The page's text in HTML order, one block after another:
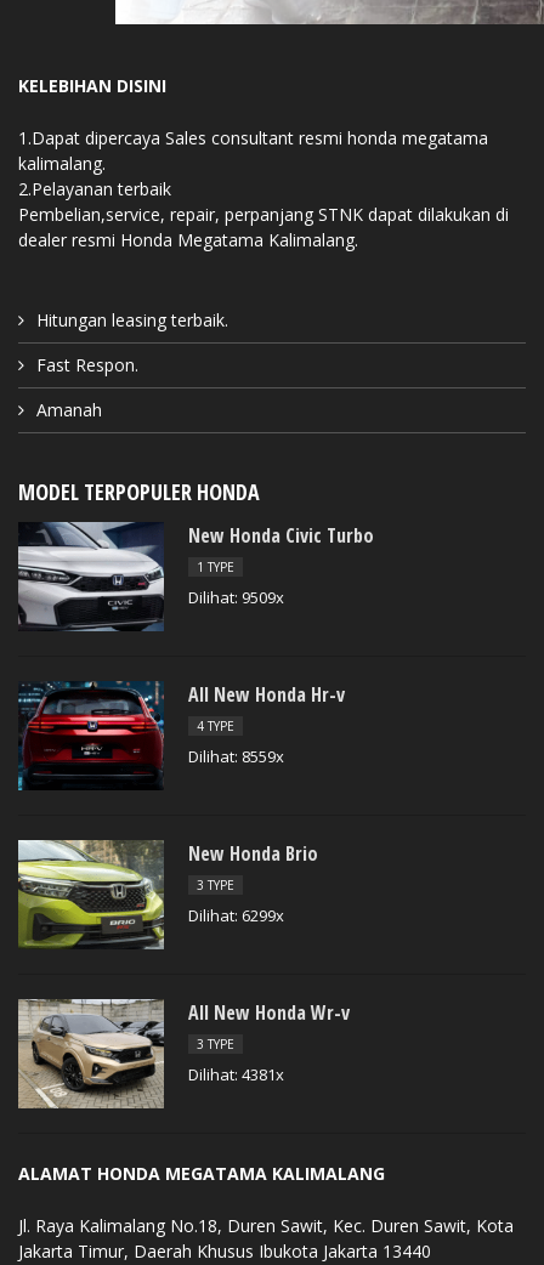
KELEBIHAN DISINI
1.Dapat dipercaya Sales consultant resmi honda megatama
kalimalang.
2.Pelayanan terbaik
Pembelian,service, repair, perpanjang STNK dapat dilakukan di
dealer resmi Honda Megatama Kalimalang.
Hitungan leasing terbaik.
Fast Respon.
Amanah
MODEL TERPOPULER HONDA
New Honda Civic Turbo
1 TYPE
Dilihat: 9509x
All New Honda Hr-v
4 TYPE
Dilihat: 8559x
New Honda Brio
3 TYPE
Dilihat: 6299x
All New Honda Wr-v
3 TYPE
Dilihat: 4381x
ALAMAT HONDA MEGATAMA KALIMALANG
Jl. Raya Kalimalang No.18, Duren Sawit, Kec. Duren Sawit, Kota
Jakarta Timur, Daerah Khusus Ibukota Jakarta 13440